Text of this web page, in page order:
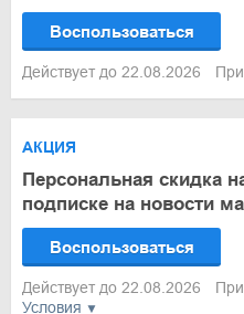
Воспользоваться
Действует до 22.08.2026
Условия
АКЦИЯ
Персональная скидка
подписке на новости
Воспользоваться
Действует до 22.08.2026